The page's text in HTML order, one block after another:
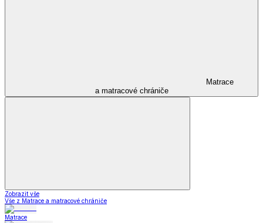
Matrace
a matracové chrániče
Zobrazit vše
Vše z Matrace a matracové chrániče
Matrace